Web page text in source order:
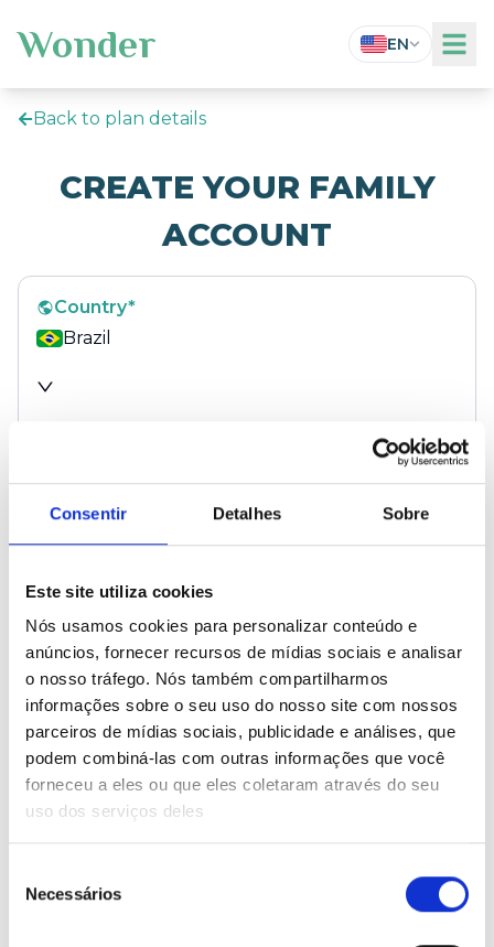
Consentir Detalhes Sobre
Este site utiliza cookies
Nós usamos cookies para personalizar conteúdo e
anúncios, fornecer recursos de mídias sociais e analisar
o nosso tráfego. Nós também compartilharmos
informações sobre o seu uso do nosso site com nossos
parceiros de mídias sociais, publicidade e análises, que
podem combiná-las com outras informações que você
forneceu a eles ou que eles coletaram através do seu
uso dos serviços deles
Necessários
Wonder EN
Back to plan details
CREATE YOUR FAMILY
ACCOUNT
Country*
Brazil
Lastname
@thewonder.email
Voucher
Phone Number*
Recovery E-mail